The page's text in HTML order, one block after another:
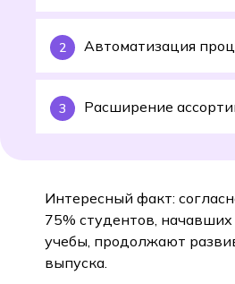
Автоматизация
Расширение
Интересный факт:
75% студентов,
учебы, продолжают
выпуска.